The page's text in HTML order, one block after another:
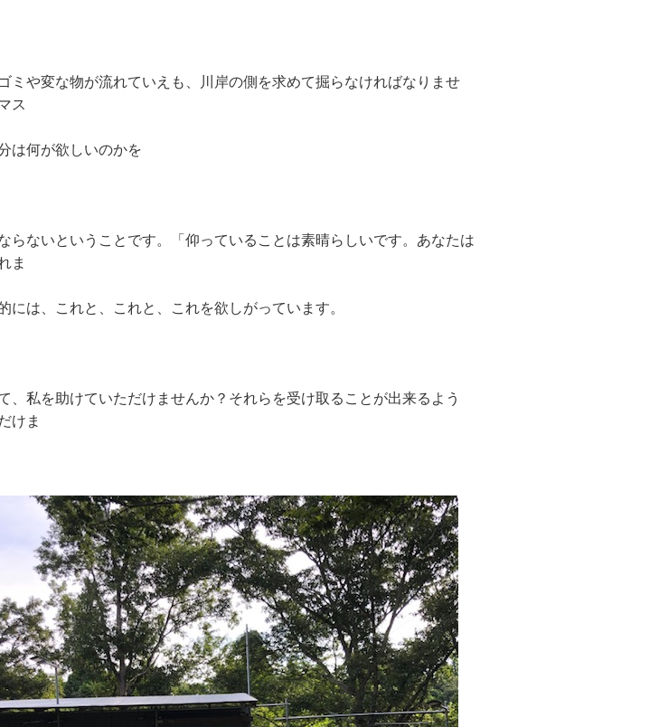
ミや変な物が流れていえも、川岸の側を求めて掘らなければなりませ
ス
は何が欲しいのかを
らないということです。「仰っていることは素晴らしいです。あなたは
ま
には、これと、これと、これを欲しがっています。
私を助けていただけませんか？それらを受け取ることが出来るよう
けま